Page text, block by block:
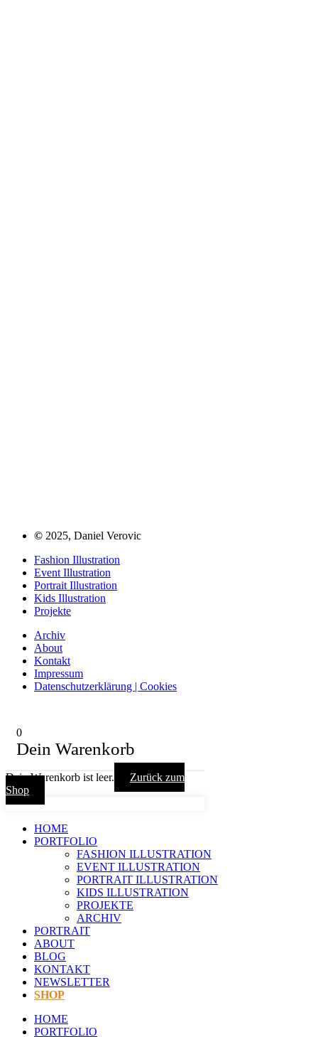
© 2025, Daniel Verovic
Fashion Illustration
Event Illustration
Portrait Illustration
Kids Illustration
Projekte
Archiv
About
Kontakt
Impressum
Datenschutzerklärung | Cookies
0
Dein Warenkorb
Dein Warenkorb ist leer.
Zurück zum
Shop
HOME
PORTFOLIO
FASHION ILLUSTRATION
EVENT ILLUSTRATION
PORTRAIT ILLUSTRATION
KIDS ILLUSTRATION
PROJEKTE
ARCHIV
PORTRAIT
ABOUT
BLOG
KONTAKT
NEWSLETTER
SHOP
HOME
PORTFOLIO